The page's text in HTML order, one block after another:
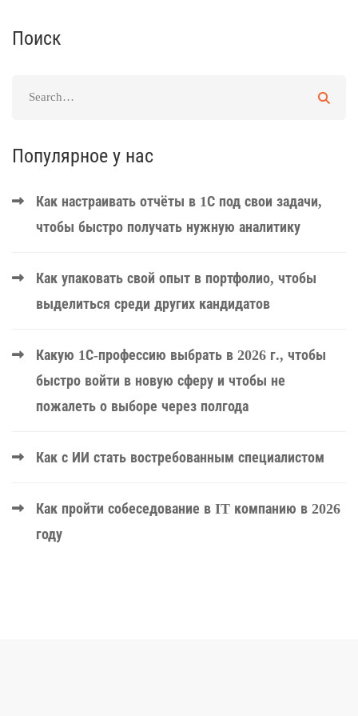
Поиск
Популярное у нас
Как настраивать отчёты в 1С под свои задачи,
чтобы быстро получать нужную аналитику
Как упаковать свой опыт в портфолио, чтобы
выделиться среди других кандидатов
Какую 1С-профессию выбрать в 2026 г., чтобы
быстро войти в новую сферу и чтобы не
пожалеть о выборе через полгода
Как с ИИ стать востребованным специалистом
Как пройти собеседование в IT компанию в 2026
году